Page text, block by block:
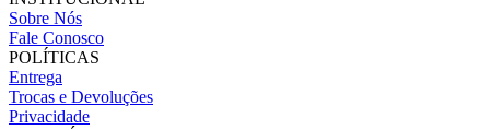
Sobre Nós
Fale Conosco
POLÍTICAS
Entrega
Trocas e Devoluções
Privacidade